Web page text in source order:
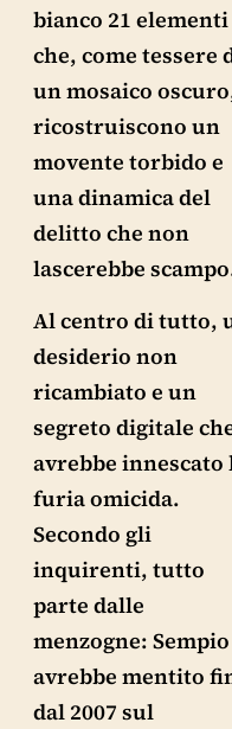
bianco 21 elementi
che, come tessere
un mosaico
ricostruiscono un
movente torbido e
una dinamica del
delitto che non
lascerebbe
Al centro di tutto,
desiderio non
ricambiato e un
segreto digitale
avrebbe innescato
furia omicida.
Secondo gli
inquirenti, tutto
parte dalle
menzogne: Sempio
avrebbe mentito
dal 2007 sul